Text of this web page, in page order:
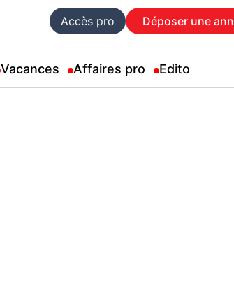
Accès pro Déposer une
Vacances Affaires pro Edito